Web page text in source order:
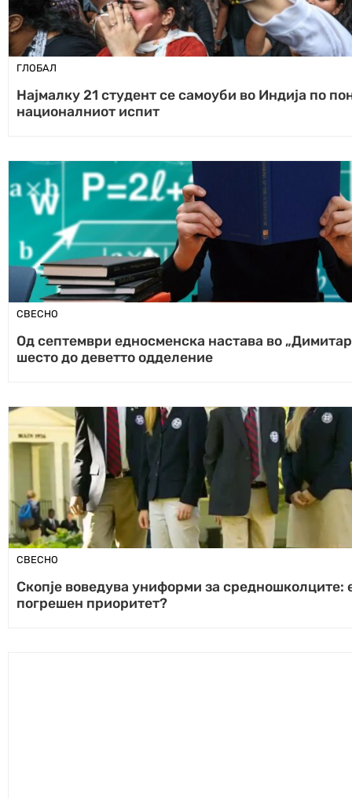
ГЛОБАЛ
Најмалку 21 студент се самоуби во Индија по
националниот испит
СВЕСНО
Од септември едносменска настава во
шесто до деветто одделение
СВЕСНО
Скопје воведува униформи за средношколците:
погрешен приоритет?